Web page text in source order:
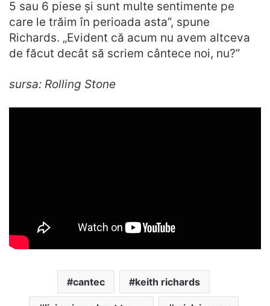
5 sau 6 piese și sunt multe sentimente pe
care le trăim în perioada asta”, spune
Richards. „Evident că acum nu avem altceva
de făcut decât să scriem cântece noi, nu?”
sursa: Rolling Stone
cantec keith richards